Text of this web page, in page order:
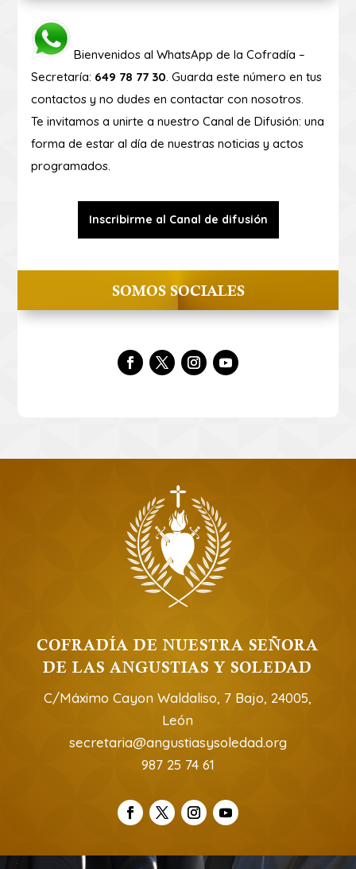
Bienvenidos al WhatsApp de la Cofradía –
Secretaría: 649 78 77 30. Guarda este número en tus
contactos y no dudes en contactar con nosotros.
Te invitamos a unirte a nuestro Canal de Difusión: una
forma de estar al día de nuestras noticias y actos
programados.
Inscribirme al Canal de difusión
SOMOS SOCIALES
COFRADÍA DE NUESTRA SEÑORA
DE LAS ANGUSTIAS Y SOLEDAD
C/Máximo Cayon Waldaliso, 7 Bajo, 24005,
León
secretaria@angustiasysoledad.org
987 25 74 61